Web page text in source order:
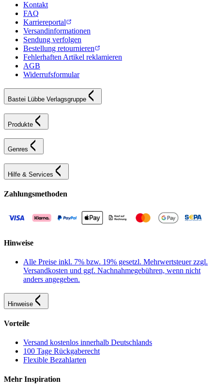
Kontakt
FAQ
Karriereportal
Versandinformationen
Sendung verfolgen
Bestellung retournieren
Fehlerhaften Artikel reklamieren
AGB
Widerrufsformular
Bastei Lübbe Verlagsgruppe
Produkte
Genres
Hilfe & Services
Zahlungsmethoden
Hinweise
Alle Preise inkl. 7% bzw. 19% gesetzl. Mehrwertsteuer zzgl.
Versandkosten und ggf. Nachnahmegebühren, wenn nicht
anders angegeben.
Hinweise
Vorteile
Versand kostenlos innerhalb Deutschlands
100 Tage Rückgaberecht
Flexible Bezahlarten
Mehr Inspiration